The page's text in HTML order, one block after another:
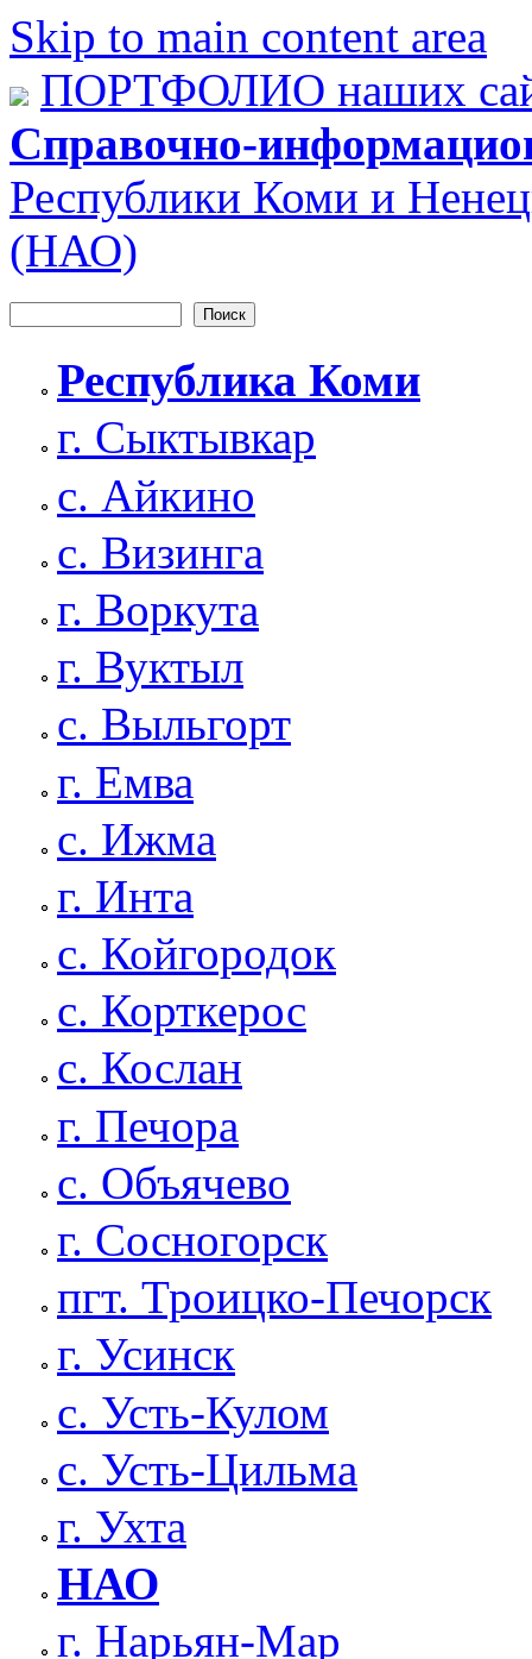
Skip to main content area
ПОРТФОЛИО наших
Справочно-
Республики Коми и
(НАО)
Форма поиска
Республика Коми
г. Сыктывкар
с. Айкино
с. Визинга
г. Воркута
г. Вуктыл
с. Выльгорт
г. Емва
с. Ижма
г. Инта
с. Койгородок
с. Корткерос
с. Кослан
г. Печора
с. Объячево
г. Сосногорск
пгт. Троицко-Печорск
г. Усинск
с. Усть-Кулом
с. Усть-Цильма
г. Ухта
НАО
г. Нарьян-Мар